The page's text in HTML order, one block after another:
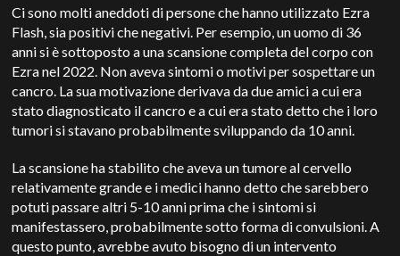
Ci sono molti aneddoti di persone che hanno utilizzato Ezra
Flash, sia positivi che negativi. Per esempio, un uomo di 36
anni si è sottoposto a una scansione completa del corpo con
Ezra nel 2022. Non aveva sintomi o motivi per sospettare un
cancro. La sua motivazione derivava da due amici a cui era
stato diagnosticato il cancro e a cui era stato detto che i loro
tumori si stavano probabilmente sviluppando da 10 anni.
La scansione ha stabilito che aveva un tumore al cervello
relativamente grande e i medici hanno detto che sarebbero
potuti passare altri 5-10 anni prima che i sintomi si
manifestassero, probabilmente sotto forma di convulsioni. A
questo punto, avrebbe avuto bisogno di un intervento